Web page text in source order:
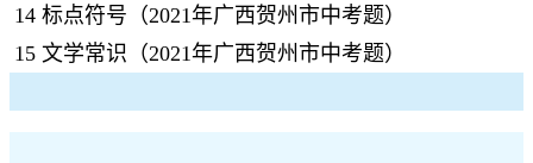
14 标点符号（2021年广西贺州市中考题）
15 文学常识（2021年广西贺州市中考题）